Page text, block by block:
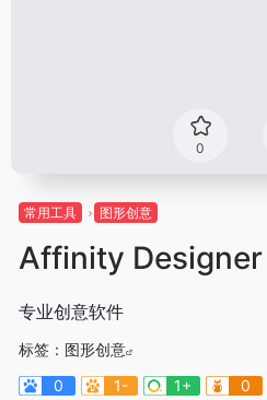
0
常用工具 图形创意
Affinity Designer
专业创意软件
标签： 图形创意
0
1- 1+ 0